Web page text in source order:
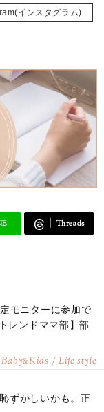
インスタグラム)
Threads
モニターに参加で
レンドママ部】部
Baby&Kids / Life style
ずかしいかも。正